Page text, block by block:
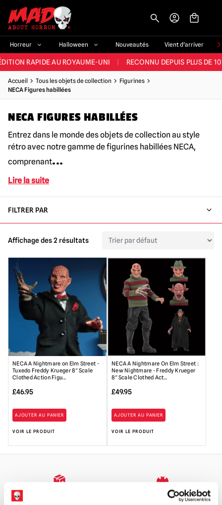
Horreur Halloween Nouveautés Vient d'arriver
ET LA MEILLEURE GAMME DU ROYAUME-UNI PLUS DE 60 000
RAPIDE AU ROYAUME-UNI RECONNU DEPUIS PLUS DE
NOUVEAUX PRODUITS DÉRIVÉS D'HORREUR CHAQUE SEMAINE
GAMME D'HALLOWEEN AU ROYAUME-UNI | PLUS DE 300
ET LA MEILLEURE GAMME DU ROYAUME-UNI
Accueil Tous les objets de collection
Figurines
NECA Figures habillées
NECA FIGURES HABILLÉES
Entrez dans le monde des objets de collection au style
rétro avec notre gamme de figurines habillées NECA,
comprenant...
Lire la suite
FILTRER PAR
Affichage des 2 résultats
NECA A Nightmare on Elm Street -
Tuxedo Freddy Krueger 8″ Scale
Clothed Action Figu...
£46.95
AJOUTER AU PANIER
VOIR LE PRODUIT
NECA A Nightmare On Elm Street :
New Nightmare - Freddy Krueger
8″ Scale Clothed Act...
£49.95
AJOUTER AU PANIER
VOIR LE PRODUIT
EXPÉDITION DANS LE MONDE ENTIER
LA PLUS GRANDE GAMME DU
ROYAUME-UNI